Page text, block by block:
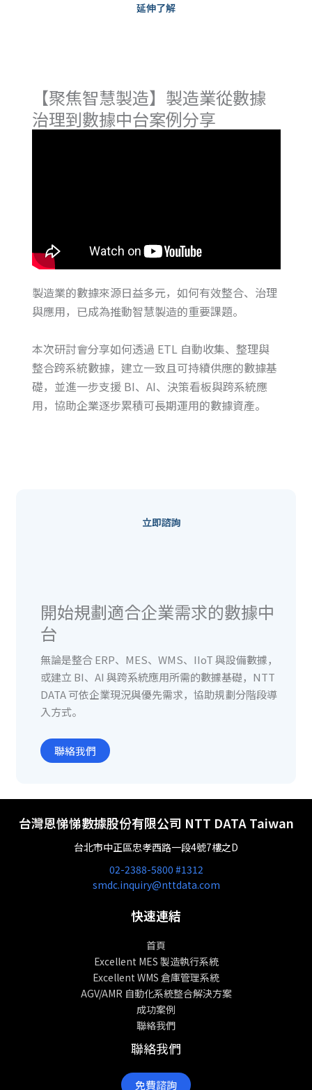
延伸了解
【聚焦智慧製造】製造業從數據
治理到數據中台案例分享
製造業的數據來源日益多元，如何有效整合、治理
與應用，已成為推動智慧製造的重要課題。
本次研討會分享如何透過 ETL 自動收集、整理與
整合跨系統數據，建立一致且可持續供應的數據基
礎，並進一步支援 BI、AI、決策看板與跨系統應
用，協助企業逐步累積可長期運用的數據資產。
立即諮詢
開始規劃適合企業需求的數據中
台
無論是整合 ERP、MES、WMS、IIoT 與設備數據，
或建立 BI、AI 與跨系統應用所需的數據基礎，NTT
DATA 可依企業現況與優先需求，協助規劃分階段導
入方式。
聯絡我們
台灣恩悌悌數據股份有限公司 NTT DATA Taiwan
台北市中正區忠孝西路一段4號7樓之D
02-2388-5800 #1312
smdc.inquiry@nttdata.com
快速連結
首頁
Excellent MES 製造執行系統
Excellent WMS 倉庫管理系統
AGV/AMR 自動化系統整合解決方案
成功案例
聯絡我們
聯絡我們
免費諮詢